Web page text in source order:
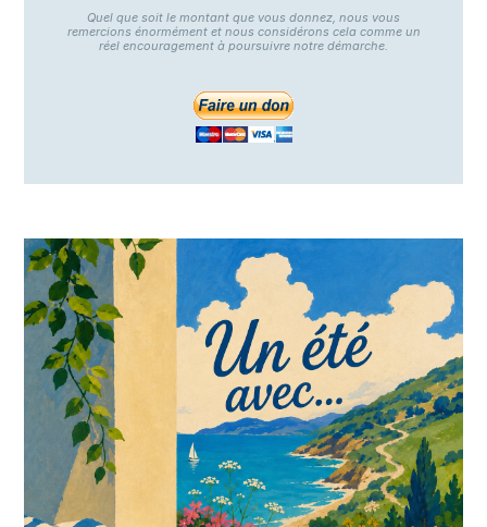
Quel que soit le montant que vous donnez, nous vous
remercions énormément et nous considérons cela comme un
réel encouragement à poursuivre notre démarche.